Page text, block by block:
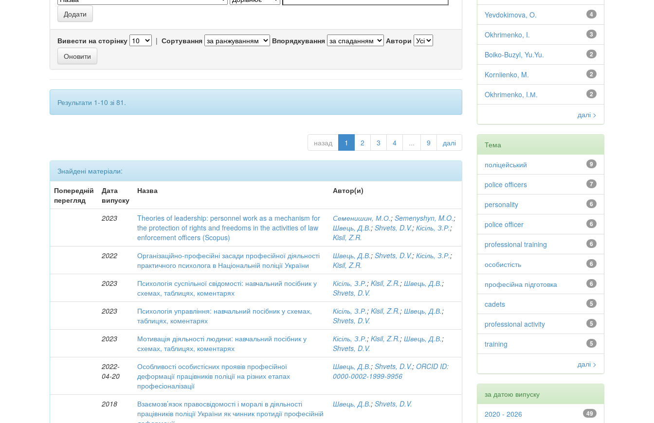
Вивести на сторінку | Сортування Впорядкування Автори
Результати 1-10 зі 81.
назад 1 2 3 4 ... 9 далі
Знайдені матеріали:
Попередній
перегляд
Дата
випуску
Назва Автор(и)
2023
Theories of leadership: personnel work as a mechanism for
the protection of rights and freedoms in the activities of law
enforcement officers (Scopus)
Семенишин, М.О.;Semenyshyn, M.O.;
Швець, Д.В.;Shvets, D.V.;Кісіль, З.Р.;
Kisil, Z.R.
2022
Організаційно-професійні засади професійної діяльності
практичного психолога в Національній поліції України
Швець, Д.В.;Shvets, D.V.;Кісіль, З.Р.;
Kisil, Z.R.
2023
Психологія суспільної свідомості: навчальний посібник у
схемах, таблицях, коментарях
Кісіль, З.Р.;Kisil, Z.R.;Швець, Д.В.;
Shvets, D.V.
2023
Психологія управління: навчальний посібник у схемах,
таблицях, коментарях
Кісіль, З.Р.;Kisil, Z.R.;Швець, Д.В.;
Shvets, D.V.
2023
Мотивація діяльності людини: навчальний посібник у
схемах, таблицях, коментарях
Кісіль, З.Р.;Kisil, Z.R.;Швець, Д.В.;
Shvets, D.V.
2022-
04-20
Особливості особистісних проявів професійної
деформації працівників поліції на різних етапах
професіоналізації
Швець, Д.В.;Shvets, D.V.;ORCID ID:
0000-0002-1999-9956
2018
Взаємозв’язок правосвідомості і моралі в діяльності
працівників поліції України як чинник протидії професійній
Швець, Д.В.;Shvets, D.V.
4
Yevdokimova, O.
3
Okhrimenko, I.
2
Boiko-Buzyl, Yu.Yu.
2
Korniienko, M.
2
Okhrimenko, I.М.
далі >
Тема
9
поліцейський
7
police officers
6
personality
6
police officer
6
professional training
6
особистість
6
професійна підготовка
5
cadets
5
professional activity
5
training
далі >
за датою випуску
49
2020 - 2026